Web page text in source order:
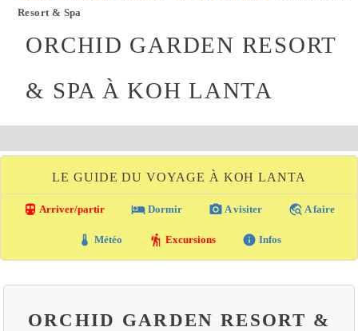
Resort & Spa
ORCHID GARDEN RESORT
& SPA À KOH LANTA
LE GUIDE DU VOYAGE À KOH LANTA
directions_transit Arriver/partir local_hotel Dormir photo_camera A visiter travel_explore A faire
thermostat Météo hiking Excursions info Infos
ORCHID GARDEN RESORT &